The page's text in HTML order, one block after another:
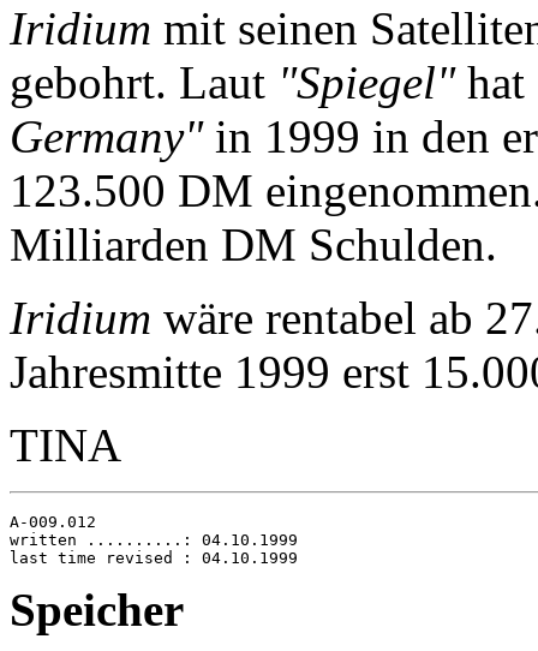
Iridium mit seinen
gebohrt. Laut "Spiegel"hat
Germany"in 1999 in den
123.500 DM
Milliarden DM Schulden.
Iridium wäre rentabel ab
Jahresmitte 1999 erst
TINA
A-009.012
written ..........: 04.10.1999
Speicher